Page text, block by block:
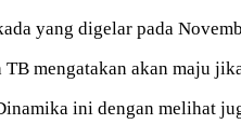
yang digelar pada
mengatakan akan maju
ini dengan melihat